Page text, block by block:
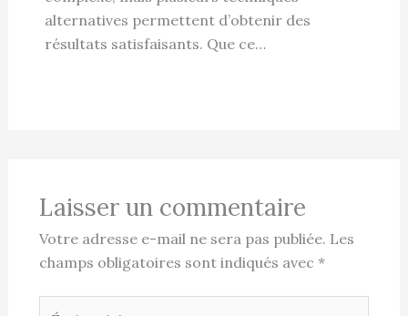
alternatives permettent d’obtenir des
résultats satisfaisants. Que ce…
Laisser un commentaire
Votre adresse e-mail ne sera pas publiée. Les
champs obligatoires sont indiqués avec *